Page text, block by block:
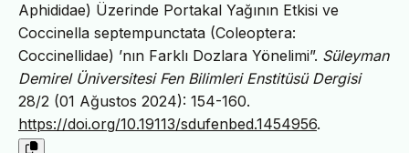
Aphididae) Üzerinde Portakal Yağının Etkisi ve
Coccinella septempunctata (Coleoptera:
Coccinellidae) ’nın Farklı Dozlara Yönelimi”. Süleyman
Demirel Üniversitesi Fen Bilimleri Enstitüsü Dergisi
28/2 (01 Ağustos 2024): 154-160.
https://doi.org/10.19113/sdufenbed.1454956.